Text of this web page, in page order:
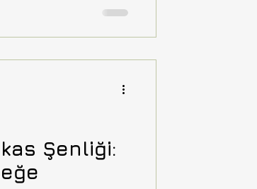
Şenliği: